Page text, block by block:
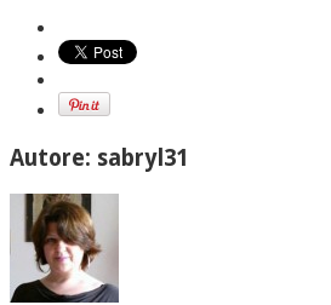
Autore: sabryl31